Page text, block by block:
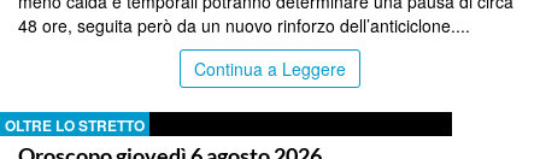
48 ore, seguita però da un nuovo rinforzo dell’anticiclone....
Continua a Leggere
OLTRE LO STRETTO